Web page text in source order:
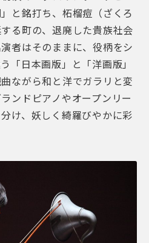
と銘打ち、柘榴痘（ざくろ
る町の、退廃した貴族社会
者はそのままに、役柄をシ
「日本画版」と「洋画版」
ながら和と洋でガラリと変
ンドピアノやオープンリー
け、妖しく綺羅びやかに彩